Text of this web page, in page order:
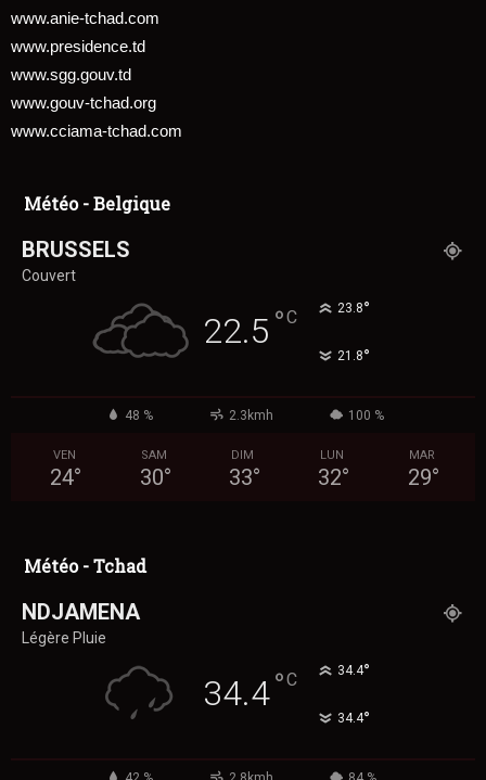
www.anie-tchad.com
www.presidence.td
www.sgg.gouv.td
www.gouv-tchad.org
www.cciama-tchad.com
Météo - Belgique
BRUSSELS
Couvert
22.5 °C 23.8°
21.8°
48 % 2.3kmh 100 %
VEN
24°
SAM
30°
DIM
33°
LUN
32°
MAR
29°
Météo - Tchad
NDJAMENA
Légère Pluie
34.4°C 34.4°
34.4°